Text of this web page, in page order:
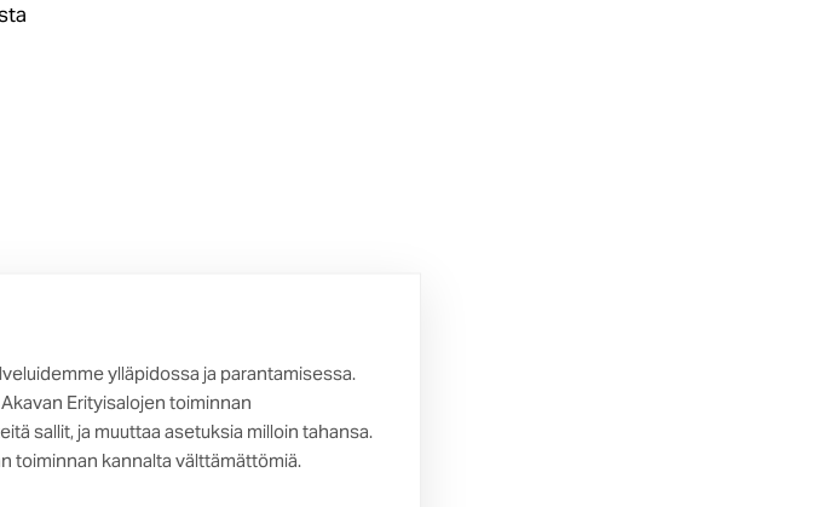
ylläpidossa ja parantamisessa.
Erityisalojen toiminnan
sallit, ja muuttaa asetuksia milloin tahansa.
toiminnan kannalta välttämättömiä.
voi